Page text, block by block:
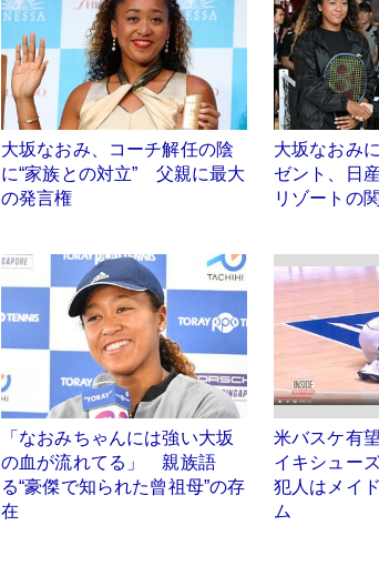
大坂なおみ、コーチ解任の陰
に“家族との対立” 父親に最大
の発言権
大坂なおみ
ゼント、日
リゾートの
「なおみちゃんには強い大坂
の血が流れてる」 親族語
る“豪傑で知られた曾祖母”の存
在
米バスケ有
イキシュー
犯人はメイ
ム